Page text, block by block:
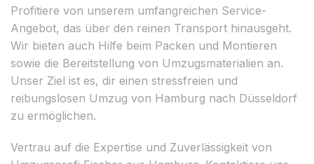
Profitiere von unserem umfangreichen Service-
Angebot, das über den reinen Transport hinausgeht.
Wir bieten auch Hilfe beim Packen und Montieren
sowie die Bereitstellung von Umzugsmaterialien an.
Unser Ziel ist es, dir einen stressfreien und
reibungslosen Umzug von Hamburg nach Düsseldorf
zu ermöglichen.
Vertrau auf die Expertise und Zuverlässigkeit von